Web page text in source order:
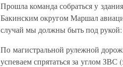
Прошла команда собраться у
Бакинским округом Маршал
случай мы должны быть под
По магистральной рулежной
успеваем спрятаться за углом